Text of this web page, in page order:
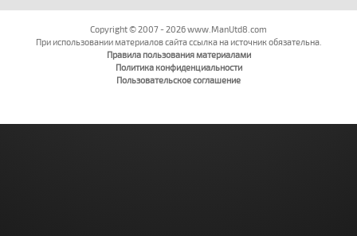
Copyright © 2007 - 2026 www.ManUtd8.com
При использовании материалов сайта ссылка на источник обязательна.
Правила пользования материалами
Политика конфиденциальности
Пользовательское соглашение